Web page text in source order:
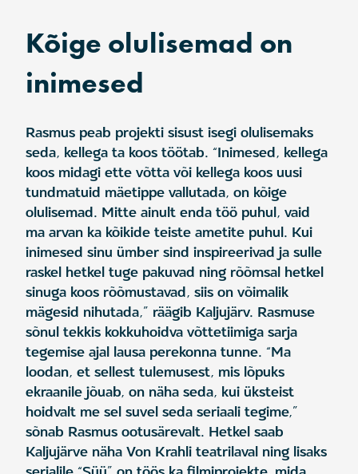
Kõige olulisemad on
inimesed
Rasmus peab projekti sisust isegi olulisemaks
seda, kellega ta koos töötab. “Inimesed, kellega
koos midagi ette võtta või kellega koos uusi
tundmatuid mäetippe vallutada, on kõige
olulisemad. Mitte ainult enda töö puhul, vaid
ma arvan ka kõikide teiste ametite puhul. Kui
inimesed sinu ümber sind inspireerivad ja sulle
raskel hetkel tuge pakuvad ning rõõmsal hetkel
sinuga koos rõõmustavad, siis on võimalik
mägesid nihutada,” räägib Kaljujärv. Rasmuse
sõnul tekkis kokkuhoidva võttetiimiga sarja
tegemise ajal lausa perekonna tunne. “Ma
loodan, et sellest tulemusest, mis lõpuks
ekraanile jõuab, on näha seda, kui üksteist
hoidvalt me sel suvel seda seriaali tegime,”
sõnab Rasmus ootusärevalt. Hetkel saab
Kaljujärve näha Von Krahli teatrilaval ning lisaks